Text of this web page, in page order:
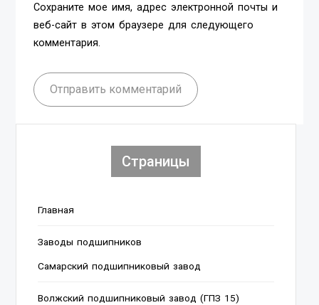
Сохраните мое имя, адрес электронной почты и
веб-сайт в этом браузере для следующего
комментария.
Отправить комментарий
Страницы
Главная
Заводы подшипников
Cамарский подшипниковый завод
Волжский подшипниковый завод (ГПЗ 15)